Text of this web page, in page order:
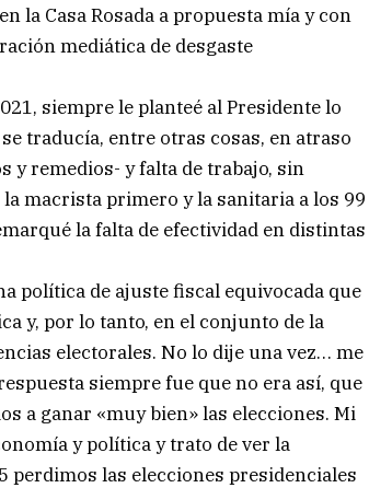
la Casa Rosada a propuesta mía y con
mediática de desgaste
siempre le planteé al Presidente lo
traducía, entre otras cosas, en atraso
y remedios- y falta de trabajo, sin
macrista primero y la sanitaria a los 99
la falta de efectividad en distintas
política de ajuste fiscal equivocada que
y, por lo tanto, en el conjunto de la
electorales. No lo dije una vez… me
siempre fue que no era así, que
a ganar «muy bien» las elecciones. Mi
y política y trato de ver la
perdimos las elecciones presidenciales